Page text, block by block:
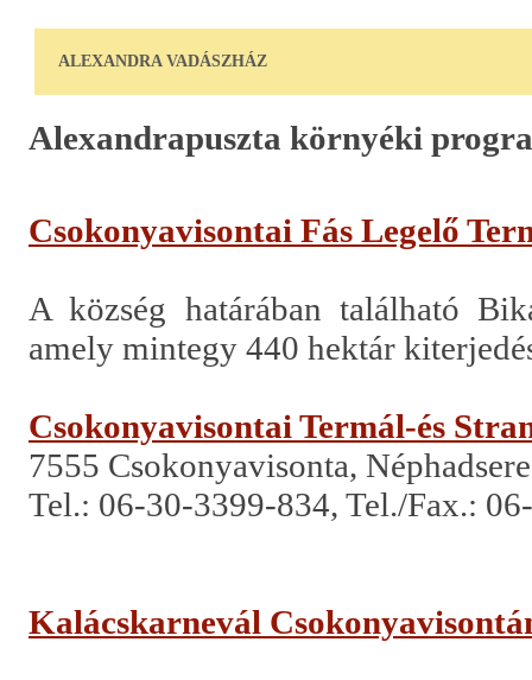
ALEXANDRA VADÁSZHÁZ
Alexandrapuszta környéki
Csokonyavisontai Fás Legelő
A község határában található
amely mintegy 440 hektár
Csokonyavisontai Termál-és
7555 Csokonyavisonta,
Tel.: 06-30-3399-834, Tel./Fax.:
Kalácskarnevál